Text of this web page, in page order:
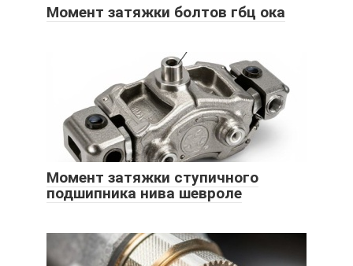
Момент затяжки болтов гбц ока
Момент затяжки ступичного
подшипника нива шевроле